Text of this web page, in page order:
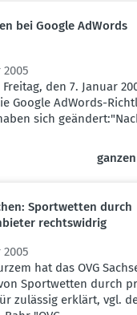
bei Google AdWords
den 7. Januar
Google AdWords-
sich
Sport­wetten durch
rechts­widrig
hat das OVG
Sportwetten durch
zulässig erklärt, vgl.